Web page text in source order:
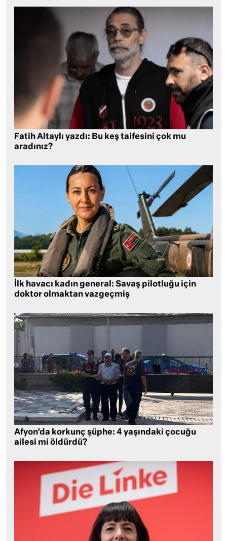
Fatih Altaylı yazdı: Bu keş taifesini çok mu
aradınız?
İlk havacı kadın general: Savaş pilotluğu için
doktor olmaktan vazgeçmiş
Afyon’da korkunç şüphe: 4 yaşındaki çocuğu
ailesi mi öldürdü?